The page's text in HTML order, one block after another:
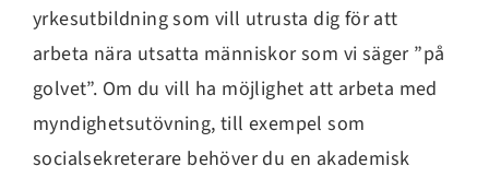
yrkesutbildning som vill utrusta dig för att
arbeta nära utsatta människor som vi säger ”på
golvet”. Om du vill ha möjlighet att arbeta med
myndighetsutövning, till exempel som
socialsekreterare behöver du en akademisk